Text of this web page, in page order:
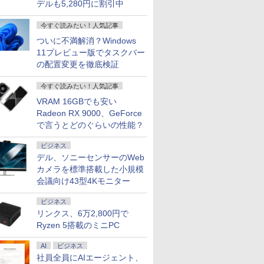
デルも5,280円に割引中
今すぐ読みたい！人気記事
ついに不満解消？Windows
11プレビュー版でタスクバー
の配置変更を徹底検証
今すぐ読みたい！人気記事
VRAM 16GBでも安い
Radeon RX 9000、GeForce
で言うとどのぐらいの性能？
ビジネス
デル、ソニーセンサーのWeb
カメラを標準搭載した小規模
会議向け43型4Kモニター
ビジネス
リンクス、6万2,800円で
Ryzen 5搭載のミニPC
AI ビジネス
社員全員にAIエージェント、